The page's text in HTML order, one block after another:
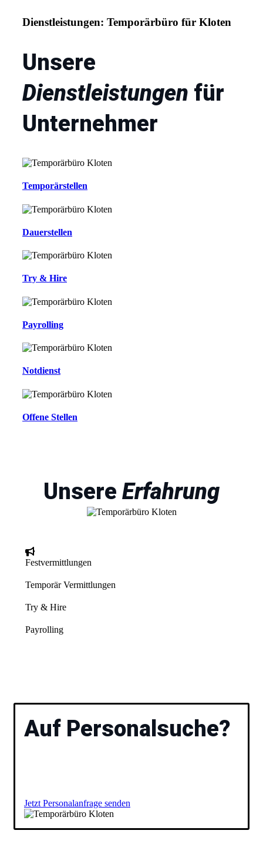
Dienstleistungen: Temporärbüro für Kloten
Unsere
Dienstleistungen für
Unternehmer
Temporärstellen
Dauerstellen
Try & Hire
Payrolling
Notdienst
Offene Stellen
Unsere Erfahrung
Festvermittlungen
Temporär Vermittlungen
Try & Hire
Payrolling
Auf Personalsuche?
Jetzt Personalanfrage senden